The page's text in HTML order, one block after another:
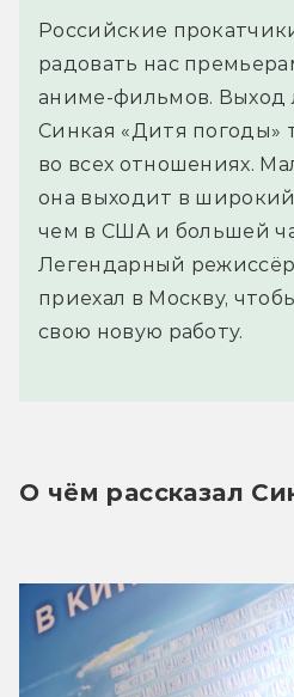
Российские
радовать нас
аниме-фильмов. Выход
Синкая «Дитя погоды»
во всех отношениях.
она выходит в
чем в США и большей
Легендарный
приехал в Москву,
свою новую работу.
О чём рассказал